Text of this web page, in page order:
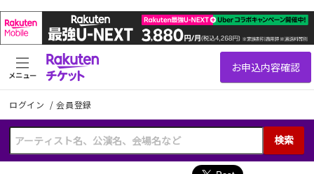
ログイン /会員登録
検索
メニュー